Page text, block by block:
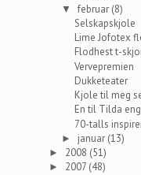
▼februar (8)
Selskapskjole
Lime Jofotex
Flodhest t-
Vervepremien
Dukketeater
Kjole til meg
En til Tilda
70-talls
► januar (13)
► 2008 (51)
► 2007 (48)